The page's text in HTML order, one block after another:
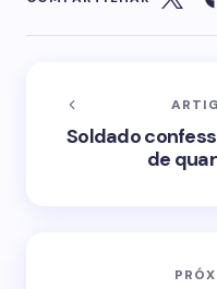
Soldado
de